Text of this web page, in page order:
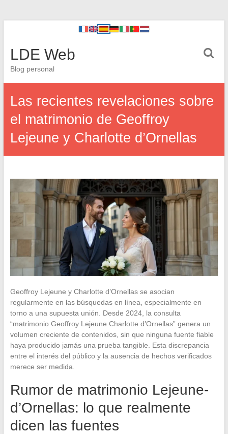
LDE Web
Blog personal
Las recientes revelaciones sobre
el matrimonio de Geoffroy
Lejeune y Charlotte d’Ornellas
Geoffroy Lejeune y Charlotte d’Ornellas se asocian
regularmente en las búsquedas en línea, especialmente en
torno a una supuesta unión. Desde 2024, la consulta
“matrimonio Geoffroy Lejeune Charlotte d’Ornellas” genera un
volumen creciente de contenidos, sin que ninguna fuente fiable
haya producido jamás una prueba tangible. Esta discrepancia
entre el interés del público y la ausencia de hechos verificados
merece ser medida.
Rumor de matrimonio Lejeune-
d’Ornellas: lo que realmente
dicen las fuentes